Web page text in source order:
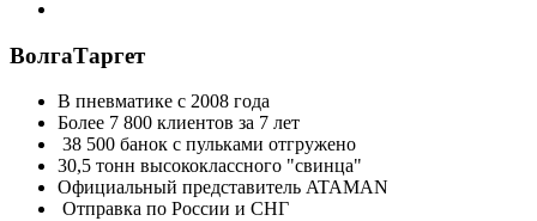
ВолгаТаргет
В пневматике с 2008 года
Более 7 800 клиентов за 7 лет
38 500 банок с пульками отгружено
30,5 тонн высококлассного "свинца"
Официальный представитель ATAMAN
Отправка по России и СНГ